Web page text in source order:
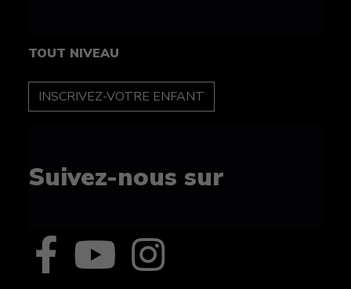
TOUT NIVEAU
INSCRIPTION
Suivez-nous sur